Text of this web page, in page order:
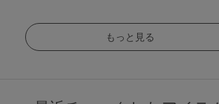
もっと見る